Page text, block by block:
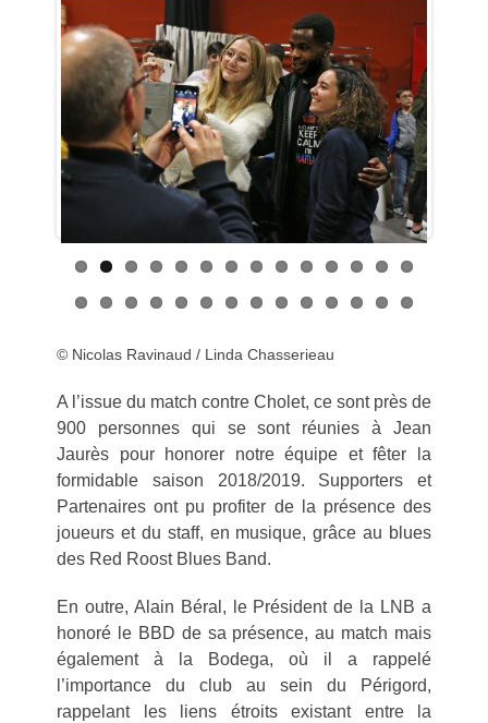
Previous Next
© Nicolas Ravinaud / Linda Chasserieau
A l’issue du match contre Cholet, ce sont près de
900 personnes qui se sont réunies à Jean
Jaurès pour honorer notre équipe et fêter la
formidable saison 2018/2019. Supporters et
Partenaires ont pu profiter de la présence des
joueurs et du staff, en musique, grâce au blues
des Red Roost Blues Band.
En outre, Alain Béral, le Président de la LNB a
honoré le BBD de sa présence, au match mais
également à la Bodega, où il a rappelé
l’importance du club au sein du Périgord,
rappelant les liens étroits existant entre la